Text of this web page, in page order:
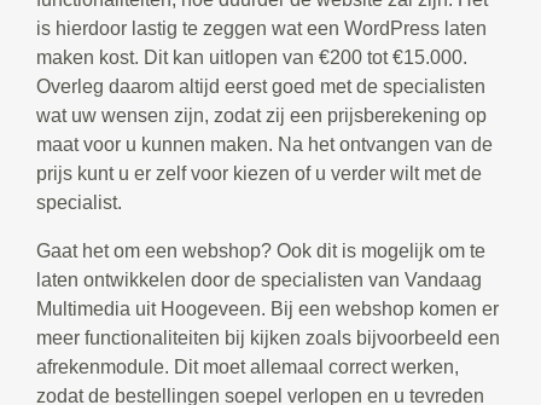
is hierdoor lastig te zeggen wat een WordPress laten
maken kost. Dit kan uitlopen van €200 tot €15.000.
Overleg daarom altijd eerst goed met de specialisten
wat uw wensen zijn, zodat zij een prijsberekening op
maat voor u kunnen maken. Na het ontvangen van de
prijs kunt u er zelf voor kiezen of u verder wilt met de
specialist.
Gaat het om een webshop? Ook dit is mogelijk om te
laten ontwikkelen door de specialisten van Vandaag
Multimedia uit Hoogeveen. Bij een webshop komen er
meer functionaliteiten bij kijken zoals bijvoorbeeld een
afrekenmodule. Dit moet allemaal correct werken,
zodat de bestellingen soepel verlopen en u tevreden